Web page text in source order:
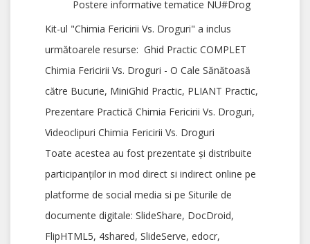
Postere informative tematice NU#Drog
Kit-ul "Chimia Fericirii Vs. Droguri" a inclus
următoarele resurse: Ghid Practic COMPLET
Chimia Fericirii Vs. Droguri - O Cale Sănătoasă
către Bucurie, MiniGhid Practic, PLIANT Practic,
Prezentare Practică Chimia Fericirii Vs. Droguri,
Videoclipuri Chimia Fericirii Vs. Droguri
Toate acestea au fost prezentate și distribuite
participanților in mod direct si indirect online pe
platforme de social media si pe Siturile de
documente digitale: SlideShare, DocDroid,
FlipHTML5, 4shared, SlideServe, edocr,